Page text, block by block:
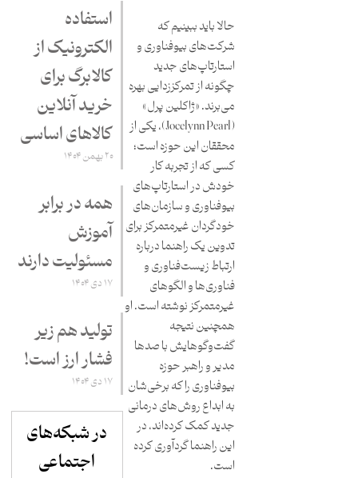
حالا باید ببینیم که
شرکت‌های بیوفناوری و
استارتاپ‌های جدید
چگونه از تمرکززدایی بهره
می‌برند. «ژاکلین پرل»
(Jocelynn Pearl)، یکی از
محققان این حوزه است؛
کسی که از تجربه کار
خودش در استارتاپ‌های
بیوفناوری و سازمان‌های
خودگردان غیرمتمرکز برای
تدوین یک راهنما درباره
ارتباط زیست‌فناوری و
فناوری‌ها و الگوهای
غیرمتمرکز نوشته است. او
همچنین نتیجه
گفت‌وگوهایش با صدها
مدیر و راهبر حوزه
بیوفناوری را که برخی‌شان
به ابداع روش‌های درمانی
جدید کمک کرده‌اند، در
این راهنما گردآوری کرده
است.
استفاده
الکترونیک از
کالابرگ برای
خرید آنلاین
کالاهای اساسی
۲۰ بهمن ۱۴۰۴
همه در برابر
آموزش
مسئولیت دارند
۱۷ دی ۱۴۰۴
تولید هم زیر
فشار ارز است!
۱۷ دی ۱۴۰۴
در شبکه‌های
اجتماعی